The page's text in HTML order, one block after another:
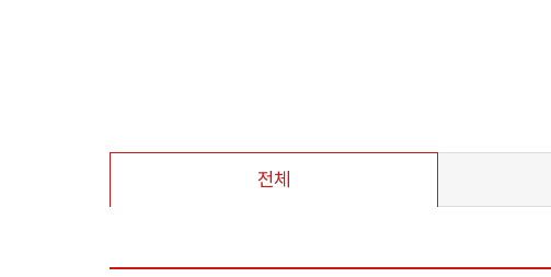
전체